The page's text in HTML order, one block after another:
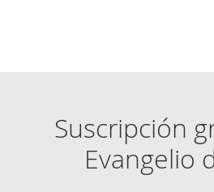
Suscripción
Evangelio